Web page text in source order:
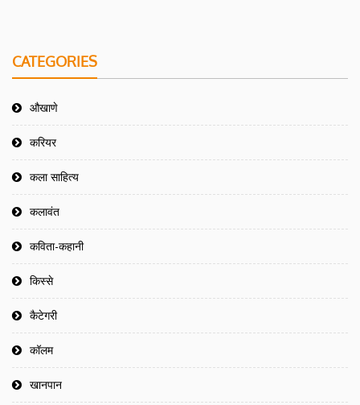
CATEGORIES
औखाणे
करियर
कला साहित्य
कलावंत
कविता-कहानी
किस्से
कैटेगरी
कॉलम
खानपान